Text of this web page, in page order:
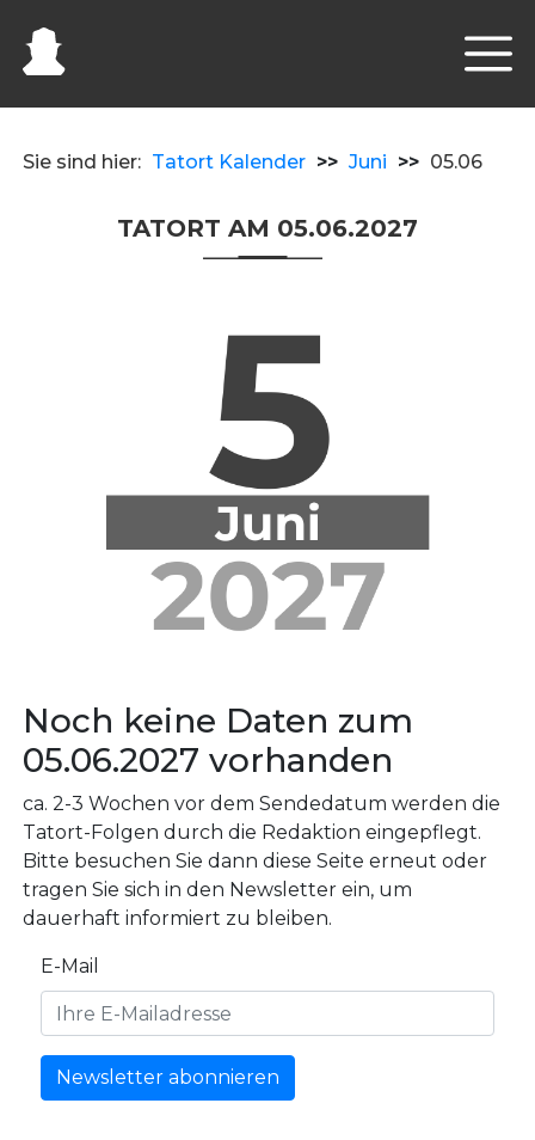
Sie sind hier: Tatort Kalender >> Juni >> 05.06
TATORT AM 05.06.2027
Noch keine Daten zum
05.06.2027 vorhanden
ca. 2-3 Wochen vor dem Sendedatum werden die
Tatort-Folgen durch die Redaktion eingepflegt.
Bitte besuchen Sie dann diese Seite erneut oder
tragen Sie sich in den Newsletter ein, um
dauerhaft informiert zu bleiben.
E-Mail
Newsletter abonnieren